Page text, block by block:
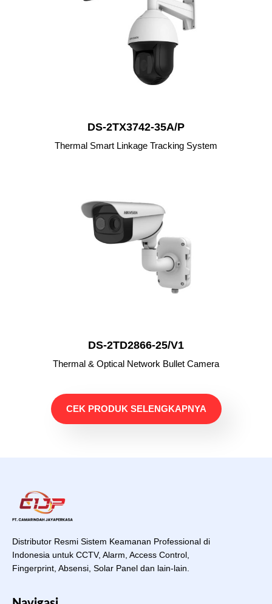
DS-2TX3742-35A/P
Thermal Smart Linkage Tracking System
DS-2TD2866-25/V1
Thermal & Optical Network Bullet Camera
CEK PRODUK SELENGKAPNYA
Distributor Resmi Sistem Keamanan Professional di
Indonesia untuk CCTV, Alarm, Access Control,
Fingerprint, Absensi, Solar Panel dan lain-lain.